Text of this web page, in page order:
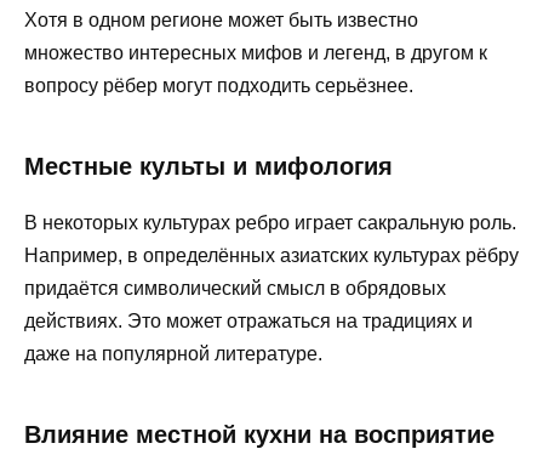
Хотя в одном регионе может быть известно
множество интересных мифов и легенд, в другом к
вопросу рёбер могут подходить серьёзнее.
Местные культы и мифология
В некоторых культурах ребро играет сакральную роль.
Например, в определённых азиатских культурах рёбру
придаётся символический смысл в обрядовых
действиях. Это может отражаться на традициях и
даже на популярной литературе.
Влияние местной кухни на восприятие